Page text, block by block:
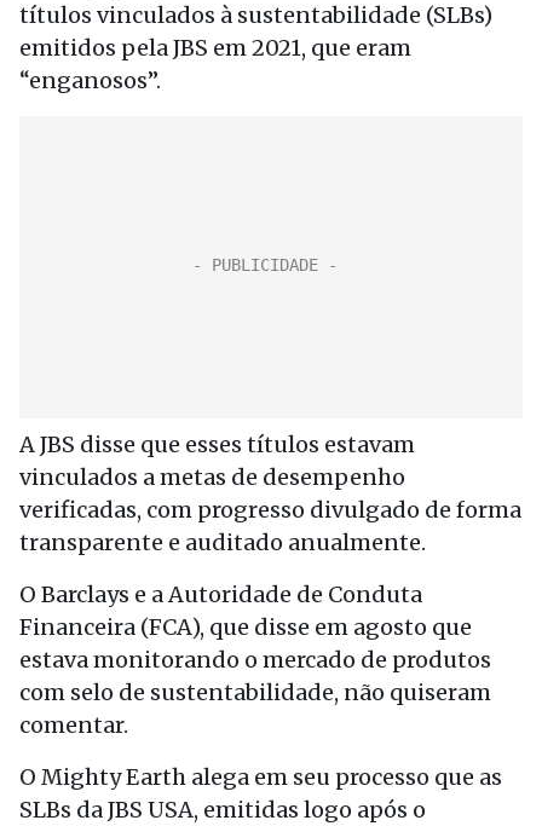
títulos vinculados à sustentabilidade (SLBs)
emitidos pela JBS em 2021, que eram
“enganosos”.
A JBS disse que esses títulos estavam
vinculados a metas de desempenho
verificadas, com progresso divulgado de forma
transparente e auditado anualmente.
O Barclays e a Autoridade de Conduta
Financeira (FCA), que disse em agosto que
estava monitorando o mercado de produtos
com selo de sustentabilidade, não quiseram
comentar.
O Mighty Earth alega em seu processo que as
SLBs da JBS USA, emitidas logo após o